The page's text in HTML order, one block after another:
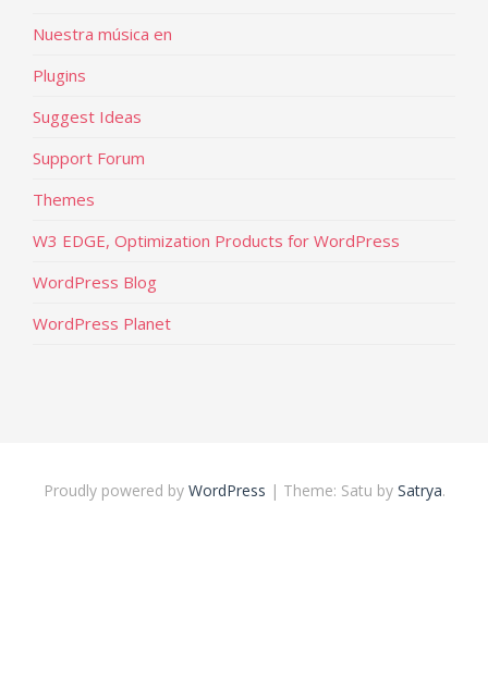
Nuestra música en
Plugins
Suggest Ideas
Support Forum
Themes
W3 EDGE, Optimization Products for WordPress
WordPress Blog
WordPress Planet
Proudly powered by WordPress | Theme: Satu by Satrya.